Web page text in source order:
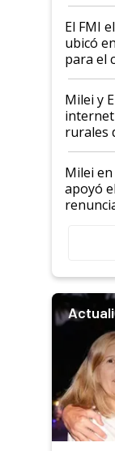
de Milei
El FMI
ubicó
para el
Milei y
internet
rurales
a un
Milei en
apoyó